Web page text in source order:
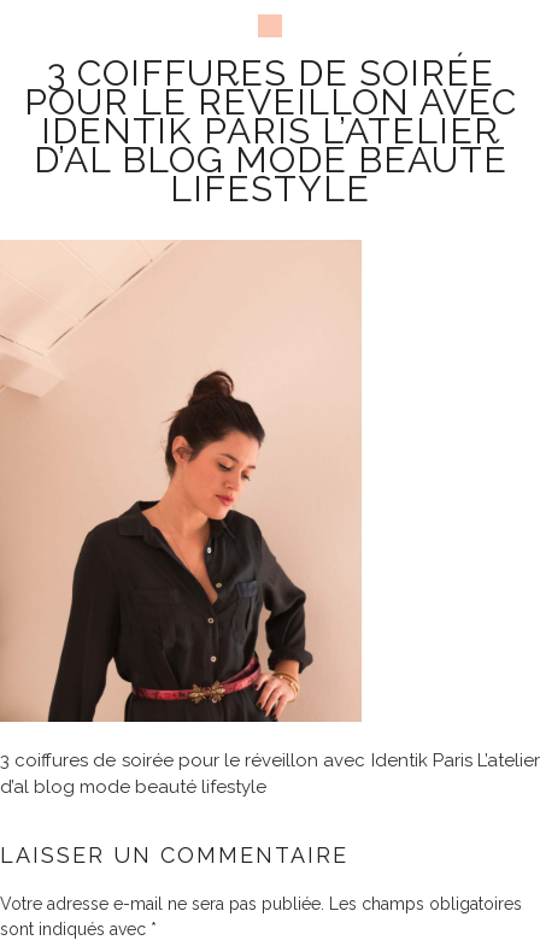
3 COIFFURES DE SOIRÉE
POUR LE RÉVEILLON AVEC
IDENTIK PARIS L’ATELIER
D’AL BLOG MODE BEAUTÉ
LIFESTYLE
3 coiffures de soirée pour le réveillon avec Identik Paris L’atelier
d’al blog mode beauté lifestyle
LAISSER UN COMMENTAIRE
Votre adresse e-mail ne sera pas publiée.
Les champs obligatoires
sont indiqués avec *